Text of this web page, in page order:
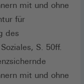
mit und ohne
für
des
S. 50ff.
mit und ohne